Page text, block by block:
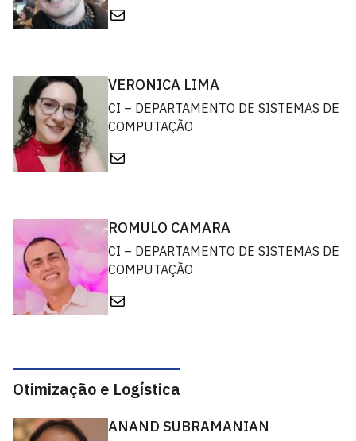
E-mail
VERONICA LIMA
CI – DEPARTAMENTO DE SISTEMAS DE
COMPUTAÇÃO
E-mail
ROMULO CAMARA
CI – DEPARTAMENTO DE SISTEMAS DE
COMPUTAÇÃO
E-mail
Otimização e Logística
ANAND SUBRAMANIAN